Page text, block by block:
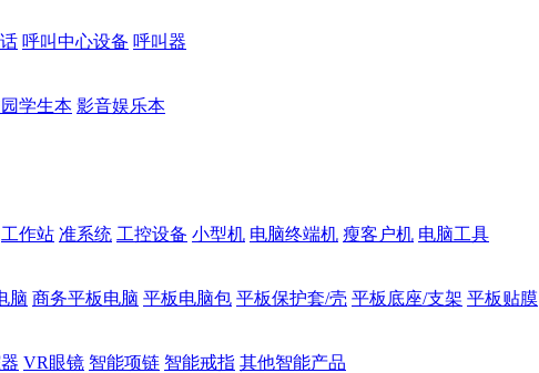
呼叫中心设备 呼叫器
学生本 影音娱乐本
工作站 准系统 工控设备 小型机 电脑终端机 瘦客户机 电脑工具
脑 商务平板电脑 平板电脑包 平板保护套/壳 平板底座/支架 平板贴膜
VR眼镜 智能项链 智能戒指 其他智能产品